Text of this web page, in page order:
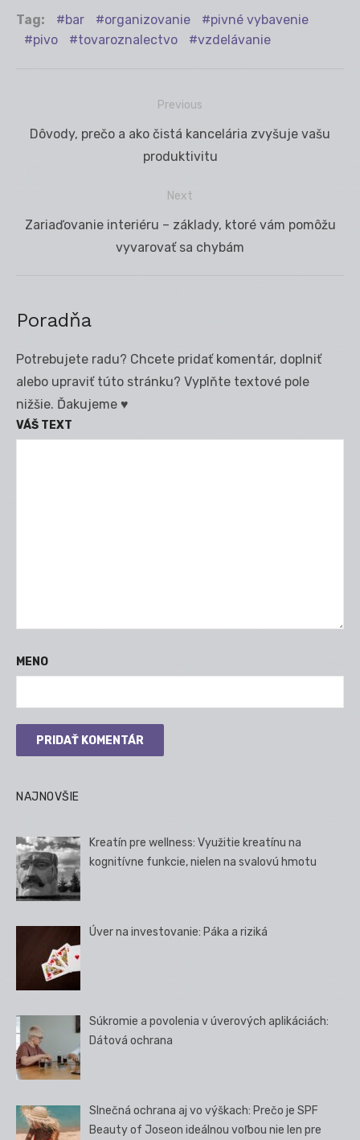
Tag: bar organizovanie
pivné vybavenie
pivo
tovaroznalectvo vzdelávanie
Previous
Previous
Dôvody, prečo a ako čistá kancelária zvyšuje vašu
produktivitu
Next
Next
Zariaďovanie interiéru – základy, ktoré vám pomôžu
vyvarovať sa chybám
Poradňa
Potrebujete radu? Chcete pridať komentár, doplniť
alebo upraviť túto stránku? Vyplňte textové pole
nižšie. Ďakujeme ♥
VÁŠ TEXT
MENO
NAJNOVŠIE
Kreatín pre wellness: Využitie kreatínu na
kognitívne funkcie, nielen na svalovú hmotu
Úver na investovanie: Páka a riziká
Súkromie a povolenia v úverových aplikáciách:
Dátová ochrana
Slnečná ochrana aj vo výškach: Prečo je SPF
Beauty of Joseon ideálnou voľbou nie len pre